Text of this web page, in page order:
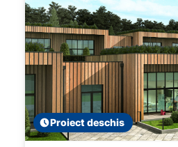
Proiect deschis